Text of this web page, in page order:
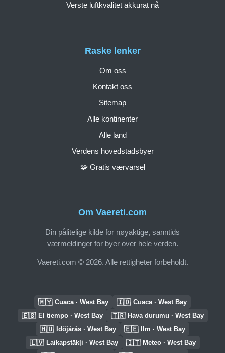
Om Vaereti.com
Din pålitelige kilde for nøyaktige, sanntids
værmeldinger for byer over hele verden.
Vaereti.com © 2026. Alle rettigheter forbeholdt.
Raske lenker
Om oss
Kontakt oss
Sitemap
Alle kontinenter
Alle land
Verdens hovedstadsbyer
🧩 Gratis værvarsel
Verste luftkvalitet akkurat nå
🇲🇾 Cuaca · West Bay 🇮🇩 Cuaca · West Bay
🇪🇸 El tiempo · West Bay 🇹🇷 Hava durumu · West Bay
🇭🇺 Időjárás · West Bay 🇪🇪 Ilm · West Bay
🇱🇻 Laikapstākļi · West Bay 🇮🇹 Meteo · West Bay